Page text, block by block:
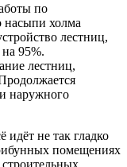
по
насыпи холма
лестниц,
95%.
лестниц,
наружного
не так гладко
помещениях